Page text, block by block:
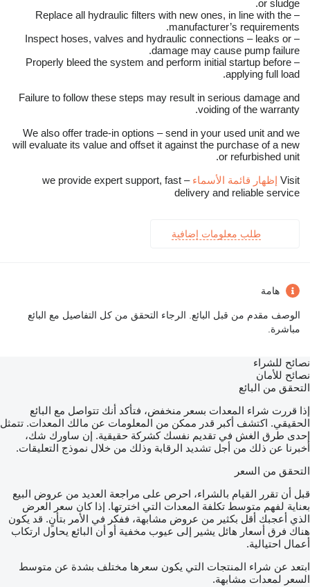
or sludge.
– Replace all hydraulic filters with new ones, in line with the
manufacturer’s requirements.
– Inspect hoses, valves and hydraulic connections – leaks or
damage may cause pump failure.
– Properly bleed the system and perform initial startup before
applying full load.
Failure to follow these steps may result in serious damage and
voiding of the warranty.
We also offer trade-in options – send in your used unit and we
will evaluate its value and offset it against the purchase of a new
or refurbished unit.
Visit إظهار قائمة الأسماء
– we provide expert support, fast
delivery and reliable service
طلب معلومات إضافية
هامة
الوصف مقدم من قبل البائع. الرجاء التحقق من كل التفاصيل مع البائع
مباشرة.
نصائح للشراء
نصائح للأمان
التحقق من البائع
إذا قررت شراء المعدات بسعر منخفض، فتأكد أنك تتواصل مع البائع
الحقيقي. اكتشف أكبر قدر ممكن من المعلومات عن مالك المعدات. تتمثل
إحدى طرق الغش في تقديم نفسك كشركة حقيقية. إن ساورك شك،
أخبرنا عن ذلك من أجل تشديد الرقابة وذلك من خلال نموذج التعليقات.
التحقق من السعر
قبل أن تقرر القيام بالشراء، احرص على مراجعة العديد من عروض البيع
بعناية لفهم متوسط تكلفة المعدات التي اخترتها. إذا كان سعر العرض
الذي أعجبك أقل بكثير من عروض مشابهة، ففكر في الأمر بتأنٍ. قد يكون
هناك فرق أسعار هائل يشير إلى عيوب مخفية أو أن البائع يحاول ارتكاب
أعمال احتيالية.
ابتعد عن شراء المنتجات التي يكون سعرها مختلف بشدة عن متوسط
السعر لمعدات مشابهة.